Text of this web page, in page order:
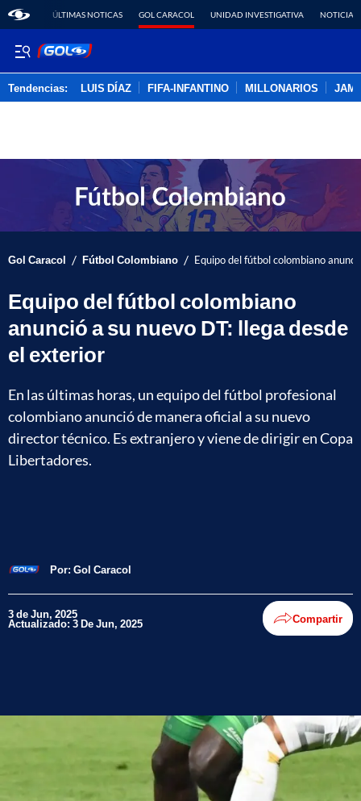
ÚLTIMAS NOTICAS GOL CARACOL UNIDAD INVESTIGATIVA NOTICIAS
Tendencias: LUIS DÍAZ FIFA-INFANTINO MILLONARIOS
Gol Caracol / Fútbol Colombiano / Equipo del fútbol colombiano
Equipo del fútbol colombiano
anunció a su nuevo DT: llega desde
el exterior
En las últimas horas, un equipo del fútbol profesional
colombiano anunció de manera oficial a su nuevo
director técnico. Es extranjero y viene de dirigir en Copa
Libertadores.
Por: Gol Caracol
3 de Jun, 2025
Actualizado: 3 De Jun, 2025 Compartir